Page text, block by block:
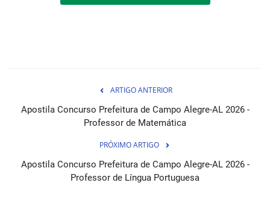
ARTIGO ANTERIOR
Apostila Concurso Prefeitura de Campo Alegre-AL 2026 -
Professor de Matemática
PRÓXIMO ARTIGO
Apostila Concurso Prefeitura de Campo Alegre-AL 2026 -
Professor de Língua Portuguesa